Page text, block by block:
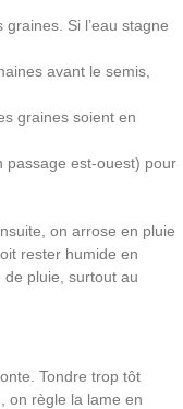
Si l’eau stagne
avant le semis,
graines soient en
passage est-ouest) pour
on arrose en pluie
rester humide en
de pluie, surtout au
Tondre trop tôt
on règle la lame en